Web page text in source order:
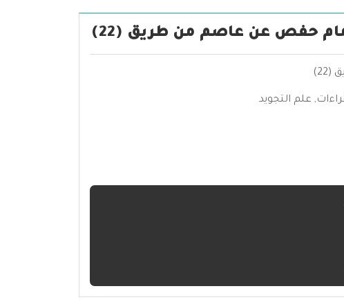
حفص عن عاصم من طريق (22)
, علم التجويد